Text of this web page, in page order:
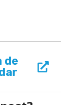
de